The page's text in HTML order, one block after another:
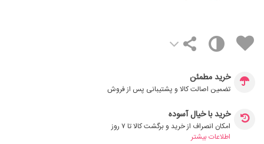
خرید مطمئن
تضمین اصالت کالا و پشتیبانی پس از فروش
خرید با خیال آسوده
امکان انصراف از خرید و برگشت کالا تا ۷ روز
اطلاعات بیشتر